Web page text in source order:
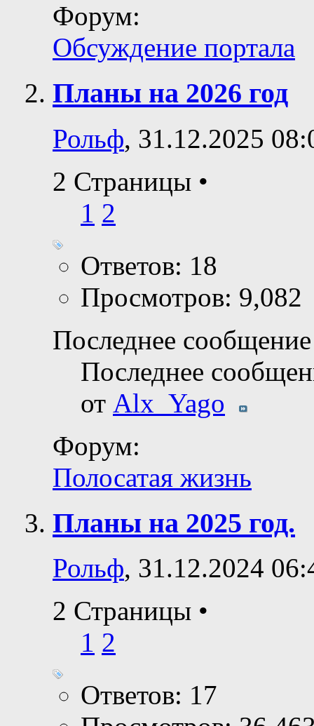
Форум:
Обсуждение портала
Планы на 2026 год
Рольф, 31.12.2025
2 Страницы •
1 2
Ответов: 18
Просмотров: 9,082
Последнее
Последнее
от Alx_Yago
Форум:
Полосатая жизнь
Планы на 2025 год.
Рольф, 31.12.2024
2 Страницы •
1 2
Ответов: 17